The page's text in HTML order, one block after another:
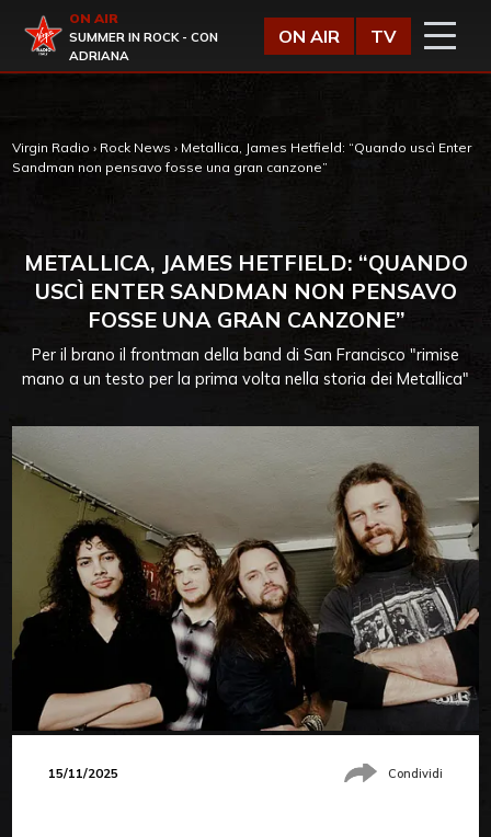
Virgin Radio
ON AIR
SUMMER IN ROCK - CON
ADRIANA
ON AIR TV
Virgin Radio › Rock News › Metallica, James Hetfield: “Quando uscì Enter
Sandman non pensavo fosse una gran canzone”
METALLICA, JAMES HETFIELD: “QUANDO
USCÌ ENTER SANDMAN NON PENSAVO
FOSSE UNA GRAN CANZONE”
Per il brano il frontman della band di San Francisco "rimise
mano a un testo per la prima volta nella storia dei Metallica"
15/11/2025 Condividi